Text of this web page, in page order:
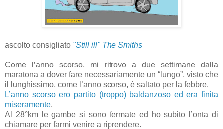
ascolto consigliato "Still ill" The Smiths
Come l’anno scorso, mi ritrovo a due settimane dalla
maratona a dover fare necessariamente un “lungo”, visto che
il lunghissimo, come l’anno scorso, è saltato per la febbre.
L’anno scorso ero partito (troppo) baldanzoso ed era finita
miseramente.
Al 28°km le gambe si sono fermate ed ho subito l’onta di
chiamare per farmi venire a riprendere.